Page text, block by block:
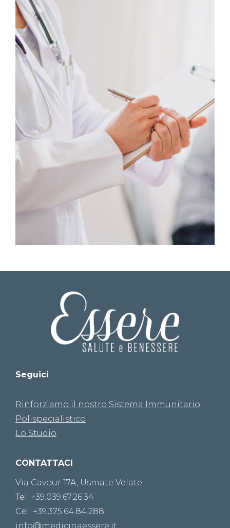
Seguici
Rinforziamo il nostro Sistema Immunitario
Polispecialistico
Lo Studio
CONTATTACI
Via Cavour 17A, Usmate Velate
Tel. +39.039.67.26.34
Cel. +39.375.64.84.288
info@medicinaessere.it